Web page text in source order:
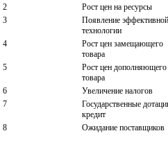
2
Рост цен на ресурсы
3
Появление эффективной
технологии
4
Рост цен замещающего
товара
5
Рост цен дополняющего
товара
6
Увеличение налогов
7
Государственные
кредит
8
Ожидание поставщиков